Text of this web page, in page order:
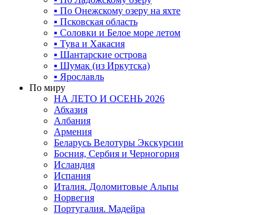
▪ По Онежскому озеру на яхте
▪ Псковская область
▪ Соловки и Белое море летом
▪ Тува и Хакасия
▪ Шантарские острова
▪ Шумак (из Иркутска)
▪ Ярославль
По миру
НА ЛЕТО И ОСЕНЬ 2026
Абхазия
Албания
Армения
Беларусь Велотуры Экскурсии
Босния, Сербия и Черногория
Исландия
Испания
Италия. Доломитовые Альпы
Норвегия
Португалия. Мадейра